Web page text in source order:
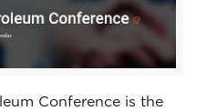
Conference is the